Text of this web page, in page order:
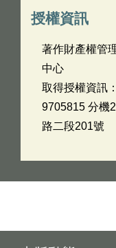
授權資訊
著作財產權管
中心
取得授權資訊
9705815 分機
路二段201號